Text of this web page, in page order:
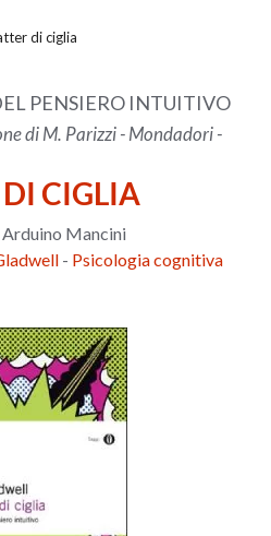
di ciglia
PENSIERO INTUITIVO
di M. Parizzi - Mondadori -
CIGLIA
Mancini
- Psicologia cognitiva